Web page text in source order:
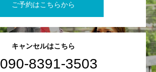
ご予約はこちらから
キャンセルはこちら
090-8391-3503